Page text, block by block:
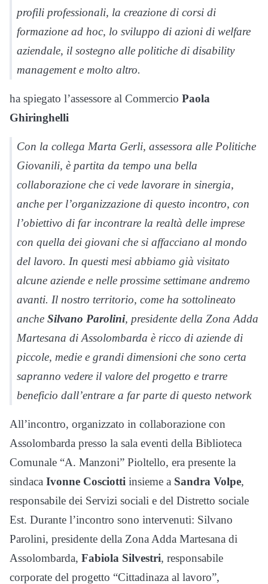
profili professionali, la creazione di corsi di
formazione ad hoc, lo sviluppo di azioni di welfare
aziendale, il sostegno alle politiche di disability
management e molto altro.
ha spiegato l’assessore al Commercio Paola
Ghiringhelli
Con la collega Marta Gerli, assessora alle Politiche
Giovanili, è partita da tempo una bella
collaborazione che ci vede lavorare in sinergia,
anche per l’organizzazione di questo incontro, con
l’obiettivo di far incontrare la realtà delle imprese
con quella dei giovani che si affacciano al mondo
del lavoro. In questi mesi abbiamo già visitato
alcune aziende e nelle prossime settimane andremo
avanti. Il nostro territorio, come ha sottolineato
anche Silvano Parolini, presidente della Zona Adda
Martesana di Assolombarda è ricco di aziende di
piccole, medie e grandi dimensioni che sono certa
sapranno vedere il valore del progetto e trarre
beneficio dall’entrare a far parte di questo network
All’incontro, organizzato in collaborazione con
Assolombarda presso la sala eventi della Biblioteca
Comunale “A. Manzoni” Pioltello, era presente la
sindaca Ivonne Cosciotti insieme a Sandra Volpe,
responsabile dei Servizi sociali e del Distretto sociale
Est. Durante l’incontro sono intervenuti: Silvano
Parolini, presidente della Zona Adda Martesana di
Assolombarda, Fabiola Silvestri, responsabile
corporate del progetto “Cittadinaza al lavoro”,